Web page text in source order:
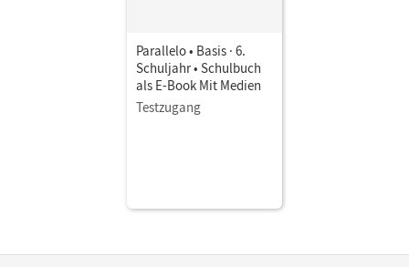
Parallelo • Basis · 6.
Schuljahr • Schulbuch
als E-Book Mit Medien
Testzugang